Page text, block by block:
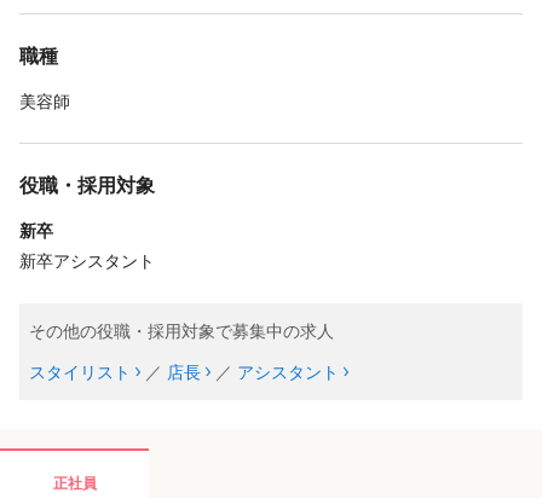
職種
美容師
役職・採用対象
新卒
新卒アシスタント
その他の役職・採用対象で募集中の求人
スタイリスト ／ 店長 ／ アシスタント
正社員